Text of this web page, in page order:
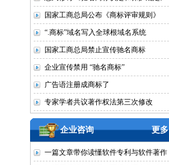
国家工商总局公布《商标评审规则》
“.商标”域名写入全球根域名系统
国家工商总局禁止宣传驰名商标
企业宣传禁用 “驰名商标”
广告语注册成商标了
专家学者共议著作权法第三次修改
企业咨询 更多
一篇文章带你读懂软件专利与软件著作